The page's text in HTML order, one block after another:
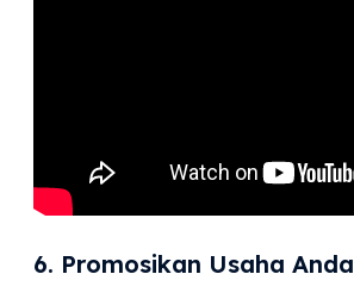
6. Promosikan Usaha Anda